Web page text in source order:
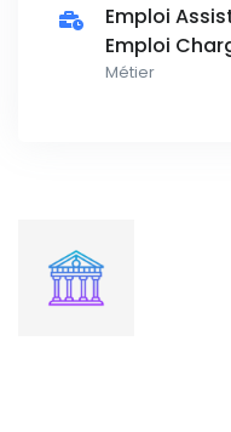
Emploi
Emploi
Métier